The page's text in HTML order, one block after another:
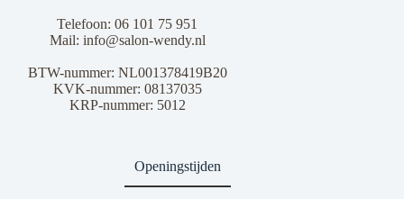
Telefoon: 06 101 75 951
Mail: info@salon-wendy.nl
BTW-nummer: NL001378419B20
KVK-nummer: 08137035
KRP-nummer: 5012
Openingstijden